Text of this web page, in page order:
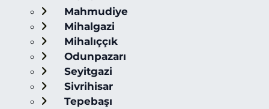
Mahmudiye
Mihalgazi
Mihalıççık
Odunpazarı
Seyitgazi
Sivrihisar
Tepebaşı